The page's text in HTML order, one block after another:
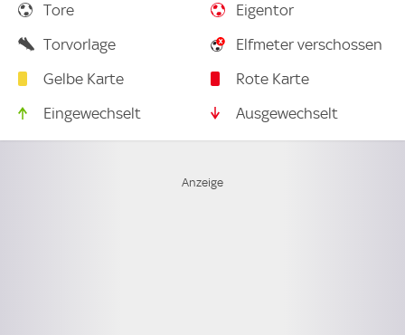
Tore
Eigentor
Torvorlage
Elfmeter verschossen
Gelbe Karte
Rote Karte
Eingewechselt
Ausgewechselt